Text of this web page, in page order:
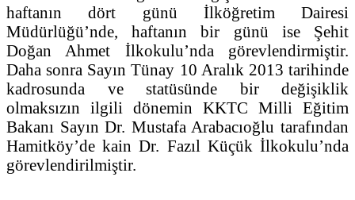
haftanın dört günü İlköğretim Dairesi
Müdürlüğü’nde, haftanın bir günü ise Şehit
Doğan Ahmet İlkokulu’nda görevlendirmiştir.
Daha sonra Sayın Tünay 10 Aralık 2013 tarihinde
kadrosunda ve statüsünde bir değişiklik
olmaksızın ilgili dönemin KKTC Milli Eğitim
Bakanı Sayın Dr. Mustafa Arabacıoğlu tarafından
Hamitköy’de kain Dr. Fazıl Küçük İlkokulu’nda
görevlendirilmiştir.